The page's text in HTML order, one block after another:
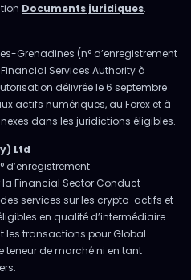
Documents juridiques.
Grenadines (n° d’enregistrement
Services Authority à
délivrée le 6 septembre
actifs numériques, au Forex et à
dans les juridictions éligibles.
Ltd
d’enregistrement
Financial Sector Conduct
des services sur les crypto-actifs et
en qualité d’intermédiaire
les transactions pour Global
teneur de marché ni en tant